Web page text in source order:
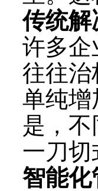
传统解
许多企
往往治
单纯增
是，
一刀
智能化